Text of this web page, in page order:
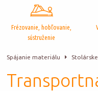
Frézovanie, hobľovanie,
sústruženie
Spájanie materiálu